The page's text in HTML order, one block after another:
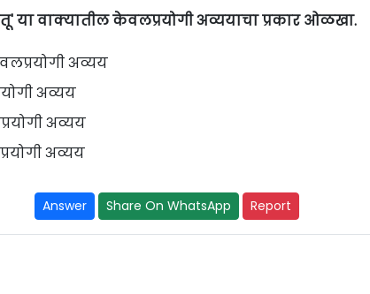
या वाक्यातील केवलप्रयोगी अव्ययाचा प्रकार ओळखा.
अव्यय
अव्यय
अव्यय
अव्यय
Answer Share On WhatsApp Report